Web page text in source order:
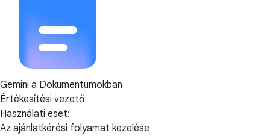
Gemini a Dokumentumokban
Értékesítési vezető
Használati eset:
Az ajánlatkérési folyamat kezelése